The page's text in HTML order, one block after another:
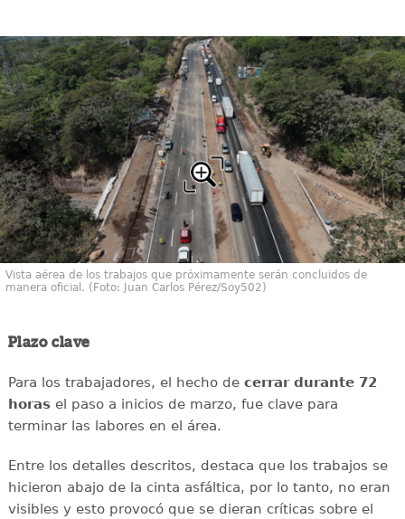
Vista aérea de los trabajos que próximamente serán concluidos de
manera oficial. (Foto: Juan Carlos Pérez/Soy502)
Plazo clave
Para los trabajadores, el hecho de cerrar durante 72
horasel paso a inicios de marzo, fue clave para
terminar las labores en el área.
Entre los detalles descritos, destaca que los trabajos se
hicieron abajo de la cinta asfáltica, por lo tanto, no eran
visibles y esto provocó que se dieran críticas sobre el